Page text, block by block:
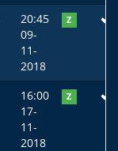
20:45
09-
11-
2018
Z
16:00
17-
11-
2018
Z